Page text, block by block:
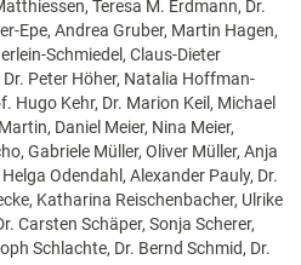
Teresa M. Erdmann, Dr.
Epe, Andrea Gruber, Martin Hagen,
Schmiedel, Claus-Dieter
Peter Höher, Natalia Hoffman-
Hugo Kehr, Dr. Marion Keil, Michael
Daniel Meier, Nina Meier,
Gabriele Müller, Oliver Müller, Anja
Odendahl, Alexander Pauly, Dr.
Katharina Reischenbacher, Ulrike
Carsten Schäper, Sonja Scherer,
Schlachte, Dr. Bernd Schmid, Dr.